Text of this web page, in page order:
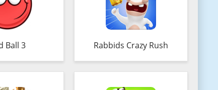
Ball 3 Rabbids Crazy Rush